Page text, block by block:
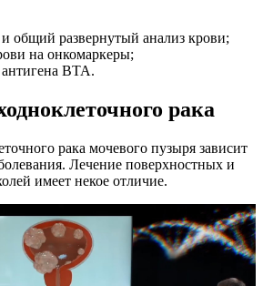
общий развернутый анализ крови;
на онкомаркеры;
антигена ВТА.
рака
рака мочевого пузыря зависит
Лечение поверхностных и
имеет некое отличие.